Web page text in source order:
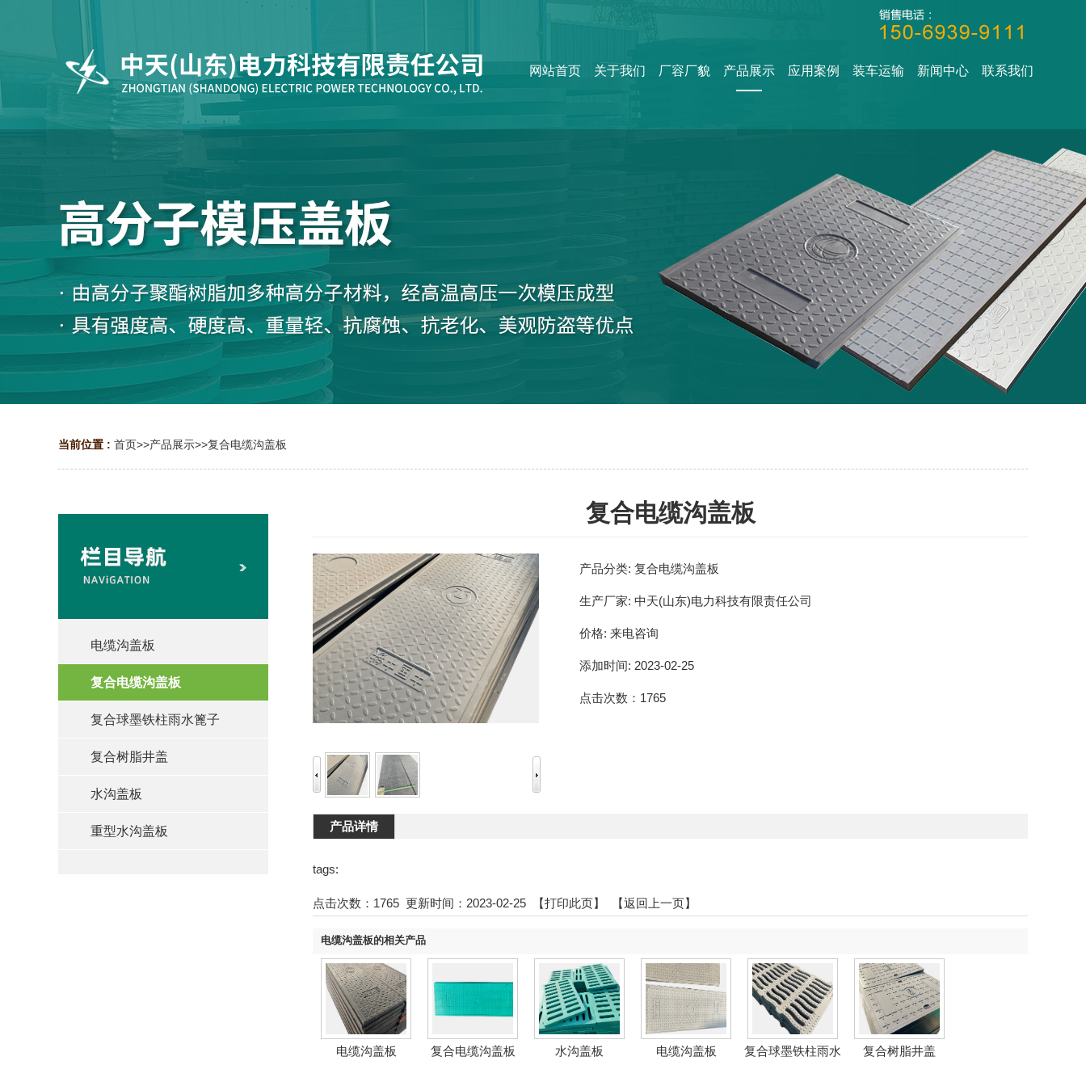
网站首页 关于我们 厂容厂貌 产品展示 应用案例 装车运输 新闻中心 联系我们
当前位置 : 首页>>产品展示>>复合电缆沟盖板
电缆沟盖板
复合电缆沟盖板
复合球墨铁柱雨水篦子
复合树脂井盖
水沟盖板
重型水沟盖板
复合电缆沟盖板
产品分类: 复合电缆沟盖板
生产厂家: 中天(山东)电力科技有限责任公司
价格: 来电咨询
添加时间: 2023-02-25
点击次数： 1765
产品详情
tags:
点击次数： 1765 更新时间：2023-02-25 【打印此页】 【返回上一页】
电缆沟盖板的相关产品
电缆沟盖板 复合电缆沟盖板 水沟盖板 电缆沟盖板
复合球墨铁柱雨水
复合树脂井盖